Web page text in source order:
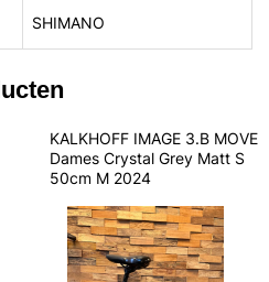
SHIMANO
KALKHOFF IMAGE 3.B MOVE
Dames Crystal Grey Matt S
50cm M 2024